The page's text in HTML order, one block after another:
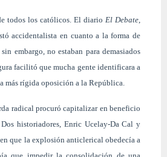
todos los católicos. El diario El Debate,
accidentalista en cuanto a la forma de
embargo, no estaban para demasiados
facilitó que mucha gente identificara a
más rígida oposición a la República.
radical procuró capitalizar en beneficio
historiadores, Enric Ucelay-Da Cal y
que la explosión anticlerical obedecía a